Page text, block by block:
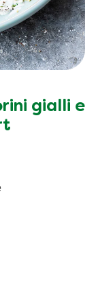
gialli e